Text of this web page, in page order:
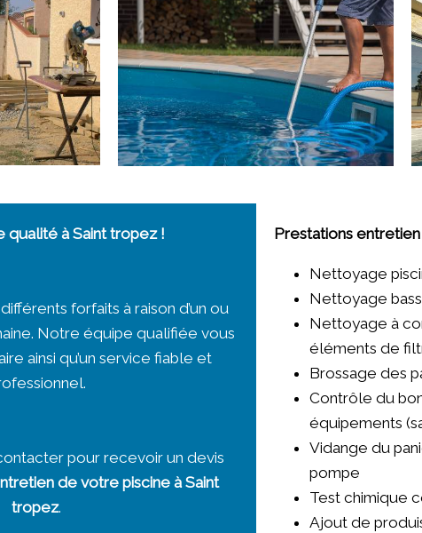
qualité à Saint tropez !
forfaits à raison d’un ou
Notre équipe qualifiée vous
ainsi qu’un service fiable et
pour recevoir un devis
de votre piscine à Saint
tropez.
Prestations
Nettoyage
Nettoyage
Nettoyage à
éléments de
Brossage des
Contrôle du
équipements
Vidange du
pompe
Test chimique
Ajout de